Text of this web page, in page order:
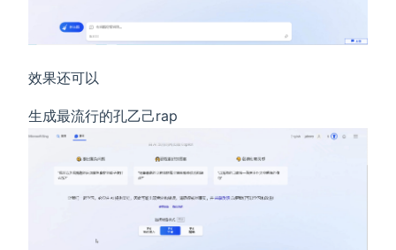
效果还可以
生成最流行的孔乙己rap